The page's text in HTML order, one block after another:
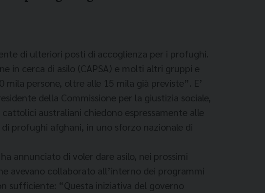
di ulteriori posti di accoglienza per i profughi.
in cerca di asilo (CAPSA) e molti altri gruppi e
persone, oltre alle 15 mila già previste”. E’
della Commissione per la giustizia sociale,
australiani chiedono espressamente alle
profughi afghani, in uno sforzo nazionale di
annunciato di voler dare asilo, nei prossimi
avevano collaborato all’interno dei programmi
sufficiente: “Questa iniziativa del governo